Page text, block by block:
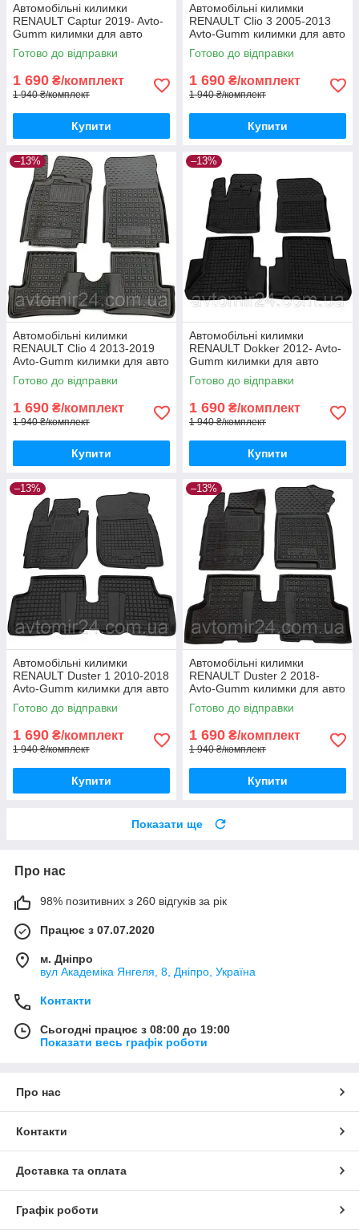
Автомобільні килимки
RENAULT Captur 2019- Avto-
Gumm килимки для авто
РЕНО Каптур 2019- Автогум
Готово до відправки
1 690 ₴/комплект
1 940 ₴/комплект
Купити
Автомобільні килимки
RENAULT Clio 3 2005-2013
Avto-Gumm килимки для авто
РЕНО Кліо 3 2005-2013
Автогум
Готово до відправки
1 690 ₴/комплект
1 940 ₴/комплект
Купити
–13%
Автомобільні килимки
RENAULT Clio 4 2013-2019
Avto-Gumm килимки для авто
РЕНО Кліо 4 2013-2019
Автогум
Готово до відправки
1 690 ₴/комплект
1 940 ₴/комплект
Купити
–13%
Автомобільні килимки
RENAULT Dokker 2012- Avto-
Gumm килимки для авто
РЕНО Доккер 2012- Автогум
Готово до відправки
1 690 ₴/комплект
1 940 ₴/комплект
Купити
–13%
Автомобільні килимки
RENAULT Duster 1 2010-2018
Avto-Gumm килимки для авто
РЕНО Дастер 1 2010-2018
Автогум
Готово до відправки
1 690 ₴/комплект
1 940 ₴/комплект
Купити
–13%
Автомобільні килимки
RENAULT Duster 2 2018-
Avto-Gumm килимки для авто
РЕНО Дастер 2 2018-
Автогум
Готово до відправки
1 690 ₴/комплект
1 940 ₴/комплект
Купити
Показати ще
Про нас
98% позитивних з 260 відгуків за рік
Працює з 07.07.2020
м. Дніпро
вул Академіка Янгеля, 8, Дніпро, Україна
Контакти
Сьогодні працює з 08:00 до 19:00
Показати весь графік роботи
Про нас
Контакти
Доставка та оплата
Графік роботи